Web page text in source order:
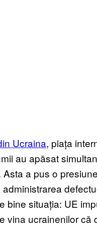
Ucraina, piața
au apăsat
a pus o
bine situația: UE
vina ucrainenilor